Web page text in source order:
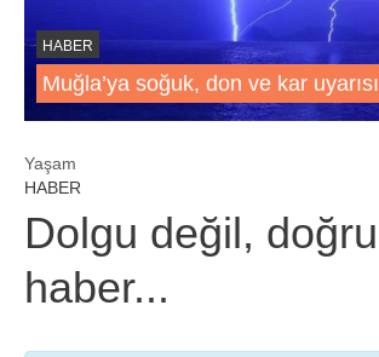
HABER
Muğla’ya soğuk, don ve kar uyarısı
Yaşam
HABER
Dolgu değil, doğru
haber...